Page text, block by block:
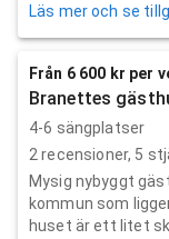
Läs mer och se
Från 6 600 kr per
Branettes
4-6 sängplatser
2 recensioner, 5
Mysig nybyggt
kommun som
huset är ett litet